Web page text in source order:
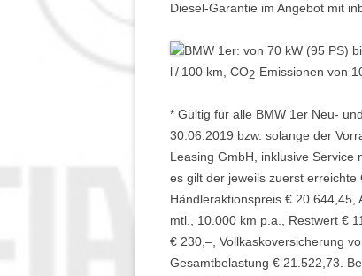
Diesel-Garantie im Angebot mit
BMW 1er: von 70 kW (95 PS)
l / 100 km, CO2-Emissionen von
* Gültig für alle BMW 1er Neu-
30.06.2019 bzw. solange der
Leasing GmbH, inklusive Service
es gilt der jeweils zuerst erreichte
Händleraktionspreis €
mtl., 10.000 km p.a., Restwert €
€ 230,–, Vollkaskoversicherung
Gesamtbelastung € 21.522,73.